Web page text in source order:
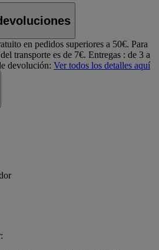
en pedidos superiores a 50€. Para
transporte es de 7€. Entregas : de 3 a
devolución: Ver todos los detalles aquí